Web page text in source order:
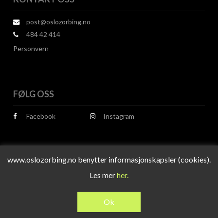
post@oslozorbing.no
484 42 414
Personvern
FØLG OSS
Facebook Instagram
Design og utvikling av
www.oslozorbing.no benytter informasjonskapsler (cookies).
Les merher.
Ok